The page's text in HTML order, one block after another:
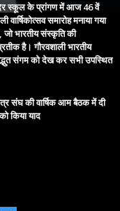
स्कूल के प्रांगण में आज 46 वें
वार्षिकोत्सव समारोह मनाया गया
भारतीय संस्कृति की
है। गौरवशाली भारतीय
संगम को देख कर सभी उपस्थित
संघ की वार्षिक आम बैठक में दी
किया याद